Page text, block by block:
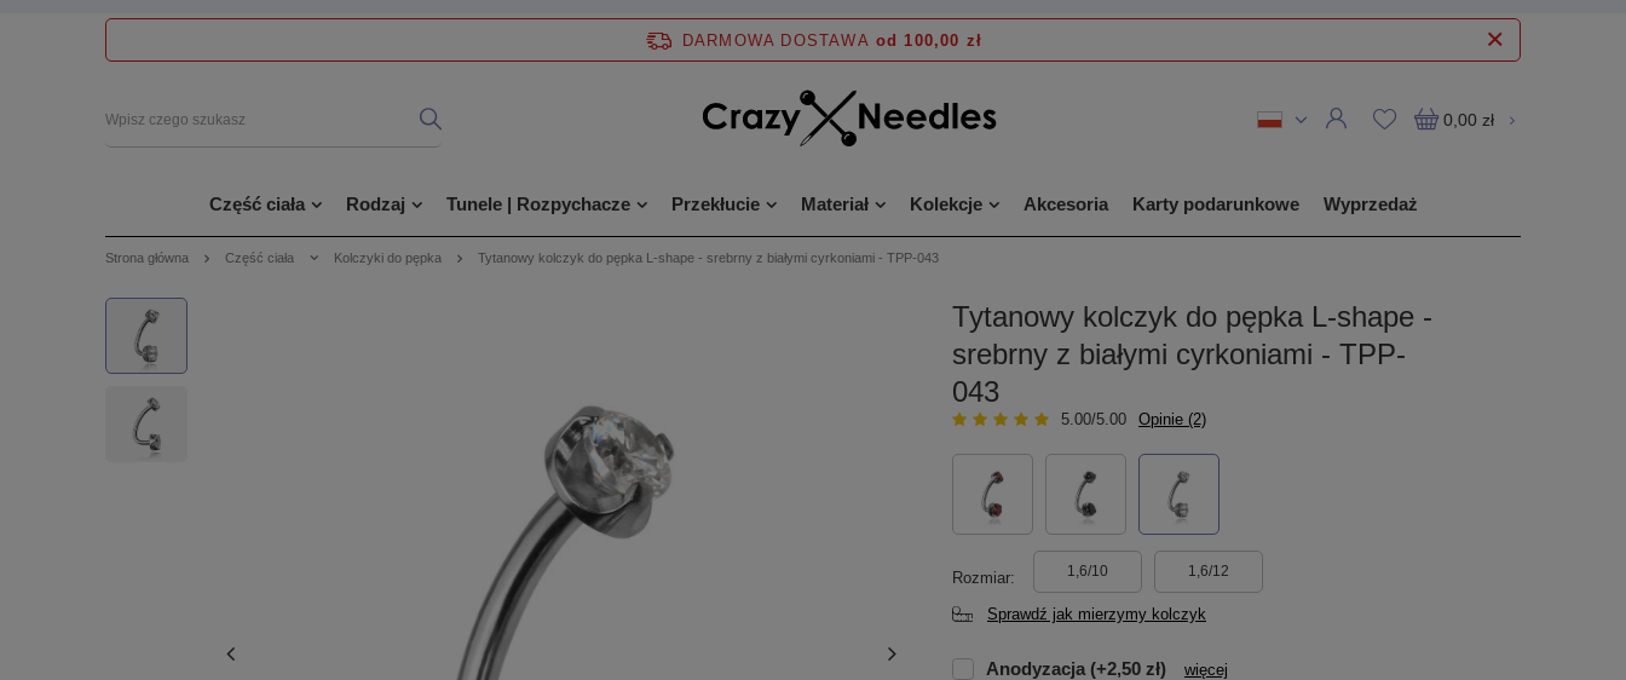
DARMOWA DOSTAWA od 100,00 zł
0,00 zł
Część ciała Rodzaj Tunele | Rozpychacze Przekłucie Materiał Kolekcje Akcesoria Karty podarunkowe Wyprzedaż
Strona główna Część ciała Kolczyki do pępka Tytanowy kolczyk do pępka L-shape - srebrny z białymi cyrkoniami - TPP-043
Tytanowy kolczyk do pępka L-shape -
srebrny z białymi cyrkoniami - TPP-
043
5.00/5.00 Opinie (2)
Rozmiar 1,6/10 1,6/12
Sprawdź jak mierzymy kolczyk
Anodyzacja (+2,50 zł) więcej